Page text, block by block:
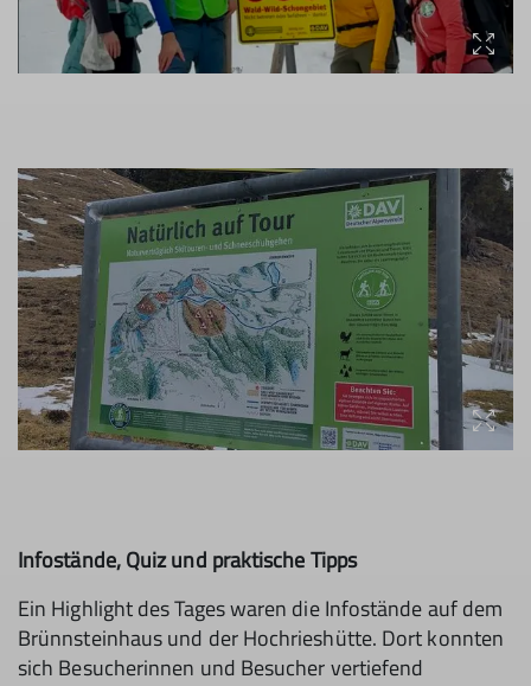
Infostände, Quiz und praktische Tipps
Ein Highlight des Tages waren die Infostände auf dem
Brünnsteinhaus und der Hochrieshütte. Dort konnten
sich Besucherinnen und Besucher vertiefend